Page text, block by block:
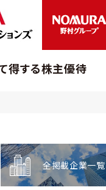
得する株主優待
全掲載企業一覧